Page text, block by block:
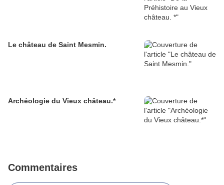
Le château de Saint Mesmin.
Archéologie du Vieux château.*
Commentaires